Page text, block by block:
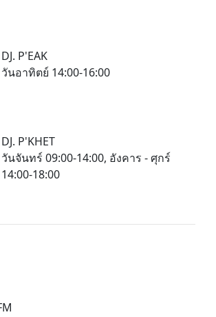
DJ. P'EAK
วันอาทิตย์ 14:00-16:00
DJ. P'KHET
วันจันทร์ 09:00-14:00, อังคาร - ศุกร์
14:00-18:00